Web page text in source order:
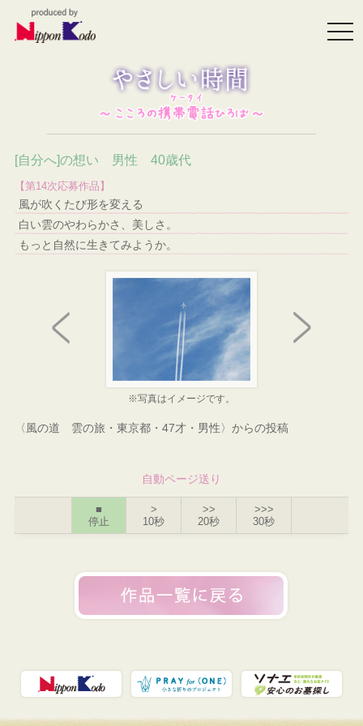
[自分へ]の想い 男性 40歳代
【第14次応募作品】
風が吹くたび形を変える
白い雲のやわらかさ、美しさ。
もっと自然に生きてみようか。
※写真はイメージです。
〈風の道 雲の旅・東京都・47才・男性〉からの投稿
自動ページ送り
■
停止
>
10秒
>>
20秒
>>>
30秒